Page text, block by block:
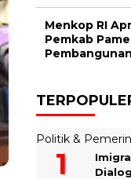
Menkop RI
Pemkab
Politik &